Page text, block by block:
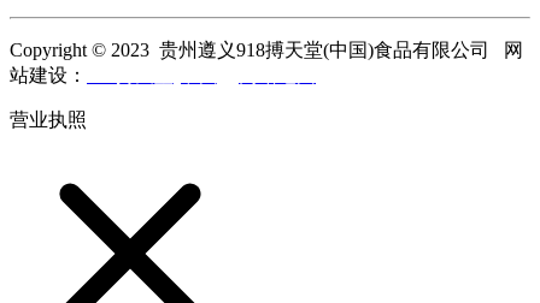
Copyright © 2023 贵州遵义918搏天堂(中国)食品有限公司 网
站建设：
营业执照